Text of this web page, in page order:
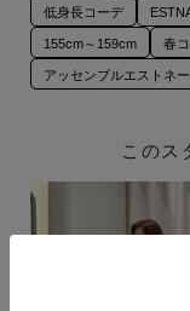
低身長コーデ
155cm～159cm 春
アッセンブルエストネ
このス